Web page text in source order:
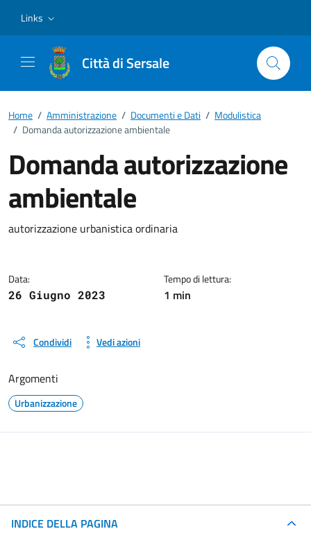
Links
Città di Sersale
Home / Amministrazione / Documenti e Dati / Modulistica
/ Domanda autorizzazione ambientale
Domanda autorizzazione
ambientale
Dettagli del documento
autorizzazione urbanistica ordinaria
Data:
26 Giugno 2023
Tempo di lettura:
1 min
Condividi Vedi azioni
Argomenti
Urbanizzazione
INDICE DELLA PAGINA